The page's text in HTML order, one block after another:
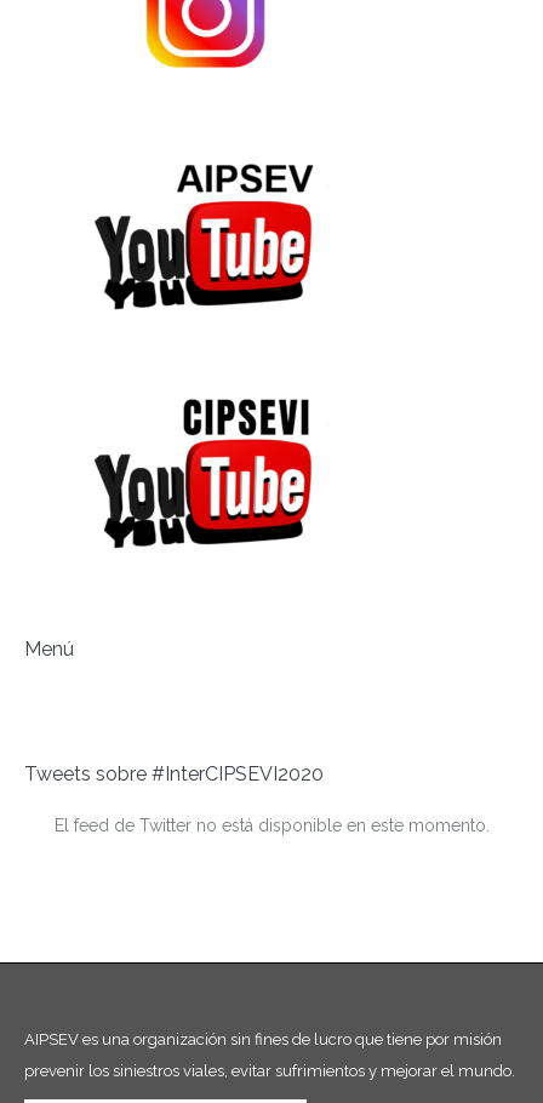
Menú
Tweets sobre #InterCIPSEVI2020
El feed de Twitter no está disponible en este momento.
AIPSEV es una organización sin fines de lucro que tiene por misión
prevenir los siniestros viales, evitar sufrimientos y mejorar el mundo.